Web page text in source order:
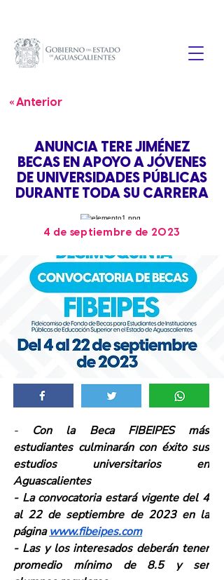
« Anterior
ANUNCIA TERE JIMÉNEZ
BECAS EN APOYO A JÓVENES
DE UNIVERSIDADES PÚBLICAS
DURANTE TODA SU CARRERA
4 de septiembre de 2023
- Con la Beca FIBEIPES más
estudiantes culminarán con éxito sus
estudios universitarios en
Aguascalientes
- La convocatoria estará vigente del 4
al 22 de septiembre de 2023 en la
página www.fibeipes.com
- Las y los interesados deberán tener
promedio mínimo de 8.5 y ser